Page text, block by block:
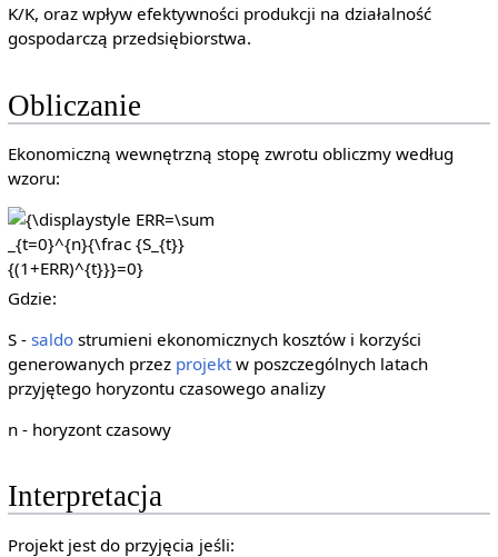
K/K, oraz wpływ efektywności produkcji na działalność
gospodarczą przedsiębiorstwa.
Obliczanie
Ekonomiczną wewnętrzną stopę zwrotu obliczmy według
wzoru:
{\displaystyle
ERR=\sum
_{t=0}^{n}{\frac
{S_{t}}
Gdzie:
S - saldostrumieni ekonomicznych kosztów i korzyści
generowanych przez projektw poszczególnych latach
przyjętego horyzontu czasowego analizy
n - horyzont czasowy
Interpretacja
Projekt jest do przyjęcia jeśli: